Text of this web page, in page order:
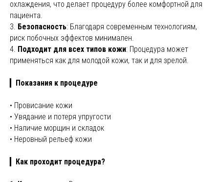
охлаждения, что делает процедуру более комфортной для
пациента.
3. Безопасность: Благодаря современным технологиям,
риск побочных эффектов минимален.
4. Подходит для всех типов кожи: Процедура может
применяться как для молодой кожи, так и для зрелой.
Показания к процедуре
• Провисание кожи
• Увядание и потеря упругости
• Наличие морщин и складок
• Неровный рельеф кожи
Как проходит процедура?